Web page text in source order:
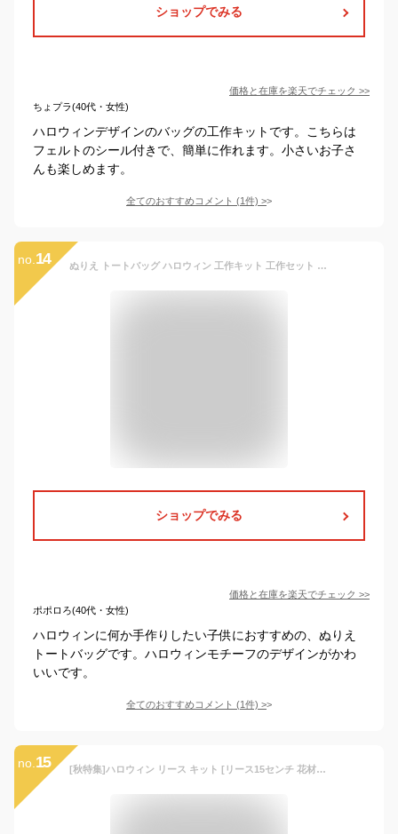
ショップでみる
価格と在庫を楽天でチェック >>
ちょプラ(40代・女性)
ハロウィンデザインのバッグの工作キットです。こちらは
フェルトのシール付きで、簡単に作れます。小さいお子さ
んも楽しめます。
全てのおすすめコメント (1件) >
no. 14 ぬりえ トートバッグ ハロウィン 工作キット 工作セット 手作りキット 手作りセット 手作り材料 男の子 女の子 小学生 低学年 高学年 子供 幼児 夏休み 冬休み 秋 子ども こども キッズ 自由工作 自由研究 工作 トートバック 教材 イベント ワークショップ【サンプル2個】
ショップでみる
価格と在庫を楽天でチェック >>
ポポロろ(40代・女性)
ハロウィンに何か手作りしたい子供におすすめの、ぬりえ
トートバッグです。ハロウィンモチーフのデザインがかわ
いいです。
全てのおすすめコメント (1件) >
no. 15 [秋特集]ハロウィン リース キット [リース15センチ 花材 松ぼっくり 目玉 ジャックオー 接着剤つき 説明書 キット] ハロウィン飾り ハロウィンイベント用 手作りキット 手作りセット 夏休み 工作 男の子 女の子 小学生 簡単 自由研究